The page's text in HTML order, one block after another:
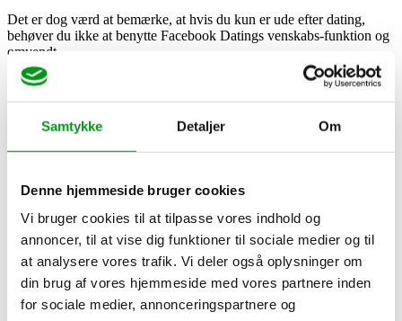
Samtykke Detaljer Om
Denne hjemmeside bruger cookies
Vi bruger cookies til at tilpasse vores indhold og
annoncer, til at vise dig funktioner til sociale medier og til
at analysere vores trafik. Vi deler også oplysninger om
din brug af vores hjemmeside med vores partnere inden
for sociale medier, annonceringspartnere og
Det er dog værd at bemærke, at hvis du kun er ude efter dating,
behøver du ikke at benytte Facebook Datings venskabs-funktion og
omvendt.
Brugere
Kønsfordeling
70 % mænd | 30 % kvinder
Målgruppe
18-65 årige